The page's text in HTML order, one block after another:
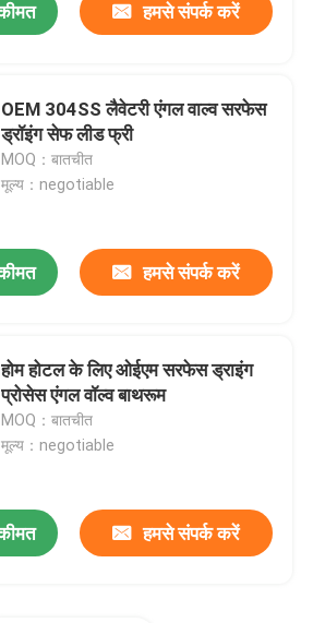
हमसे संपर्क करें
OEM 304SS लैवेटरी एंगल वाल्व सरफेस
ड्रॉइंग सेफ लीड फ्री
MOQ：बातचीत
मूल्य：negotiable
हमसे संपर्क करें
होम होटल के लिए ओईएम सरफेस ड्राइंग
प्रोसेस एंगल वॉल्व बाथरूम
MOQ：बातचीत
मूल्य：negotiable
हमसे संपर्क करें